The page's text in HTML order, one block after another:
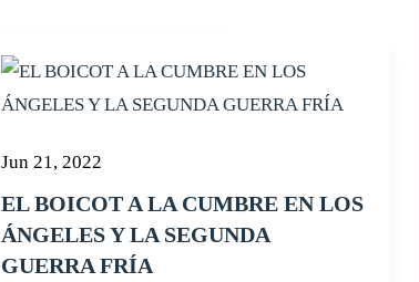
Jun 21, 2022
EL BOICOT A LA CUMBRE EN LOS
ÁNGELES Y LA SEGUNDA
GUERRA FRÍA